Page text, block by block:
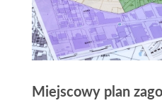
Miejscowy plan